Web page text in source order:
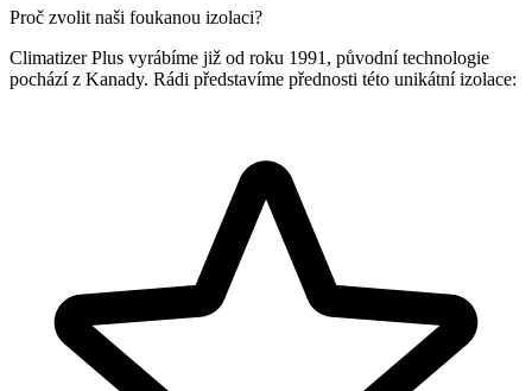
Proč zvolit naši foukanou izolaci?
Climatizer Plus vyrábíme již od roku 1991, původní technologie
pochází z Kanady. Rádi představíme přednosti této unikátní izolace: